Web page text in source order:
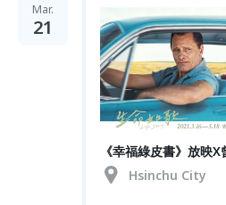
Mar.
21
《幸福綠皮書》放映
Hsinchu City